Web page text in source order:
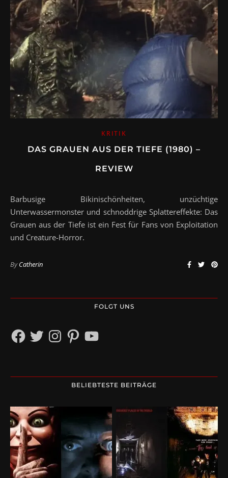
KRITIK
DAS GRAUEN AUS DER TIEFE (1980) –
REVIEW
Barbusige Bikinischönheiten, unzüchtige
Unterwassermonster und schnoddrige Splattereffekte: Das
Grauen aus der Tiefe ist ein Fest für Fans von Exploitation
und Creature-Horror.
ByCatherin
FOLGT UNS
Facebook
TwitterInstagramPinterestYouTube
BELIEBTESTE BEITRÄGE